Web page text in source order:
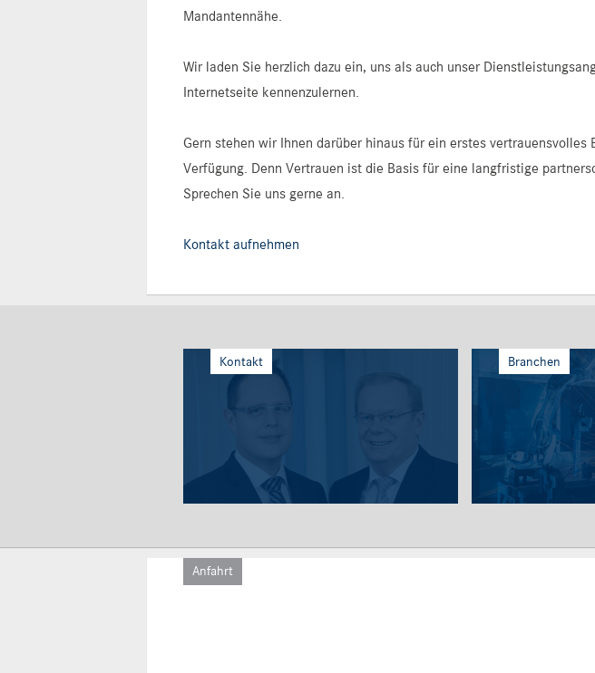
Mandantennähe.
Wir laden Sie herzlich dazu ein, uns als auch unser
Internetseite kennenzulernen.
Gern stehen wir Ihnen darüber hinaus für ein erstes vertrauensvolles
Verfügung. Denn Vertrauen ist die Basis für eine langfristige
Sprechen Sie uns gerne an.
Kontakt aufnehmen
Kontakt Branchen
Anfahrt